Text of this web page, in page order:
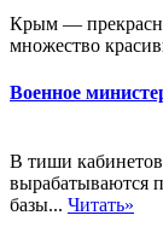
Крым —
множество
Военное
В тиши
вырабатываются
базы... Читать»